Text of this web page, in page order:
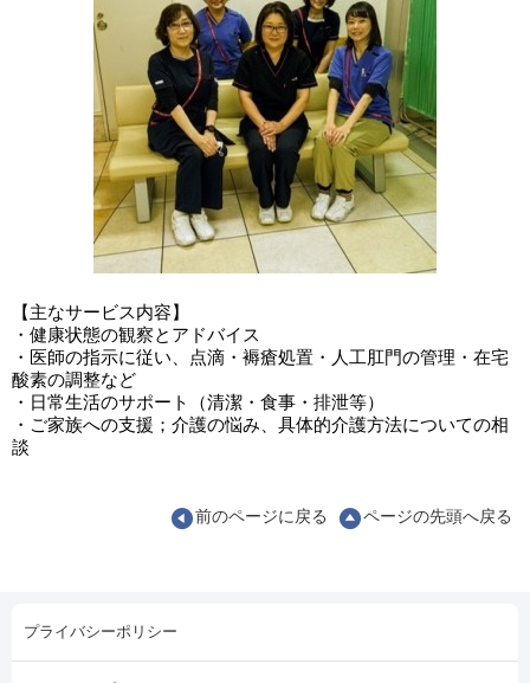
【主なサービス内容】
・健康状態の観察とアドバイス
・医師の指示に従い、点滴・褥瘡処置・人工肛門の管理・在宅
酸素の調整など
・日常生活のサポート（清潔・食事・排泄等）
・ご家族への支援；介護の悩み、具体的介護方法についての相
談
前のページに戻る ページの先頭へ戻る
プライバシーポリシー